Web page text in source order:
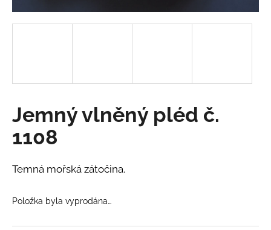
Jemný vlněný pléd č.
1108
Temná mořská zátočina.
Položka byla vyprodána…
a
o